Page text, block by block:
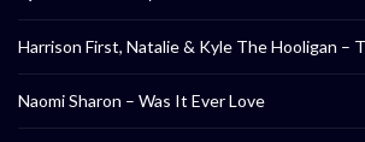
Harrison First, Natalie & Kyle The Hooligan –
Naomi Sharon – Was It Ever Love